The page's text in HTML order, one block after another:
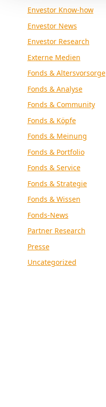
Envestor Know-how
Envestor News
Envestor Research
Externe Medien
Fonds & Altersvorsorge
Fonds & Analyse
Fonds & Community
Fonds & Köpfe
Fonds & Meinung
Fonds & Portfolio
Fonds & Service
Fonds & Strategie
Fonds & Wissen
Fonds-News
Partner Research
Presse
Uncategorized